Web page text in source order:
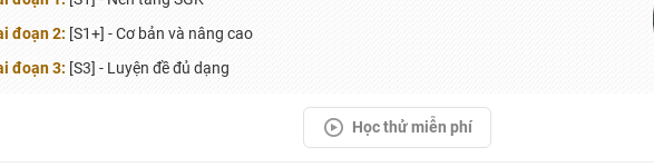
2018
viên giỏi và nổi tiếng
đoạn 2: [S1+] - Cơ bản và nâng cao
đoạn 3: [S3] - Luyện đề đủ dạng
Học thử miễn phí